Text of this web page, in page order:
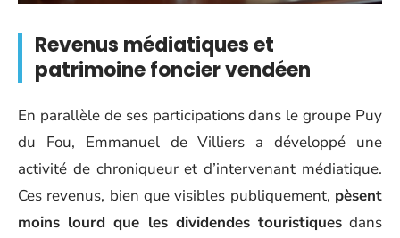
Revenus médiatiques et
patrimoine foncier vendéen
En parallèle de ses participations dans le groupe Puy
du Fou, Emmanuel de Villiers a développé une
activité de chroniqueur et d’intervenant médiatique.
Ces revenus, bien que visibles publiquement, pèsent
moins lourd que les dividendes touristiquesdans